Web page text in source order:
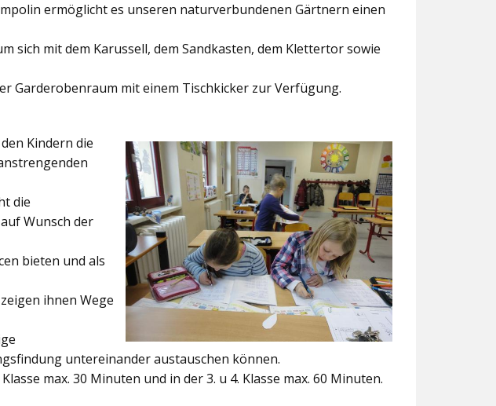
ermöglicht es unseren naturverbundenen Gärtnern einen
sich mit dem Karussell, dem Sandkasten, dem Klettertor sowie
Garderobenraum mit einem Tischkicker zur Verfügung.
Kindern die
die
Wunsch der
bieten und als
ihnen Wege
untereinander austauschen können.
max. 30 Minuten und in der 3. u 4. Klasse max. 60 Minuten.